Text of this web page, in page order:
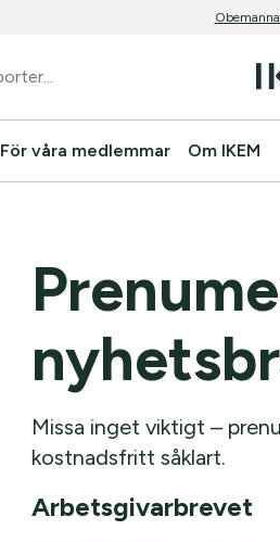
För våra medlemmar Om IKEM
Missa inget viktigt –
kostnadsfritt såklart.
Arbetsgivarbrevet